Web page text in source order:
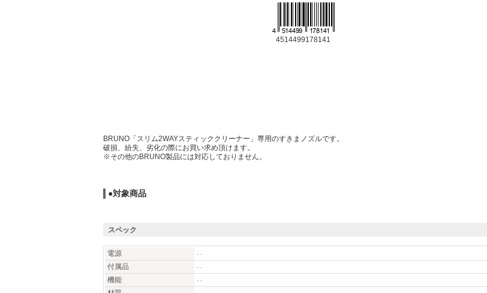
4514499178141
BRUNO「スリム2WAYスティッククリーナー」専用のすきまノズルです。
破損、紛失、劣化の際にお買い求め頂けます。
※その他のBRUNO製品には対応しておりません。
●対象商品
スペック
電源 - -
付属品 - -
機能 - -